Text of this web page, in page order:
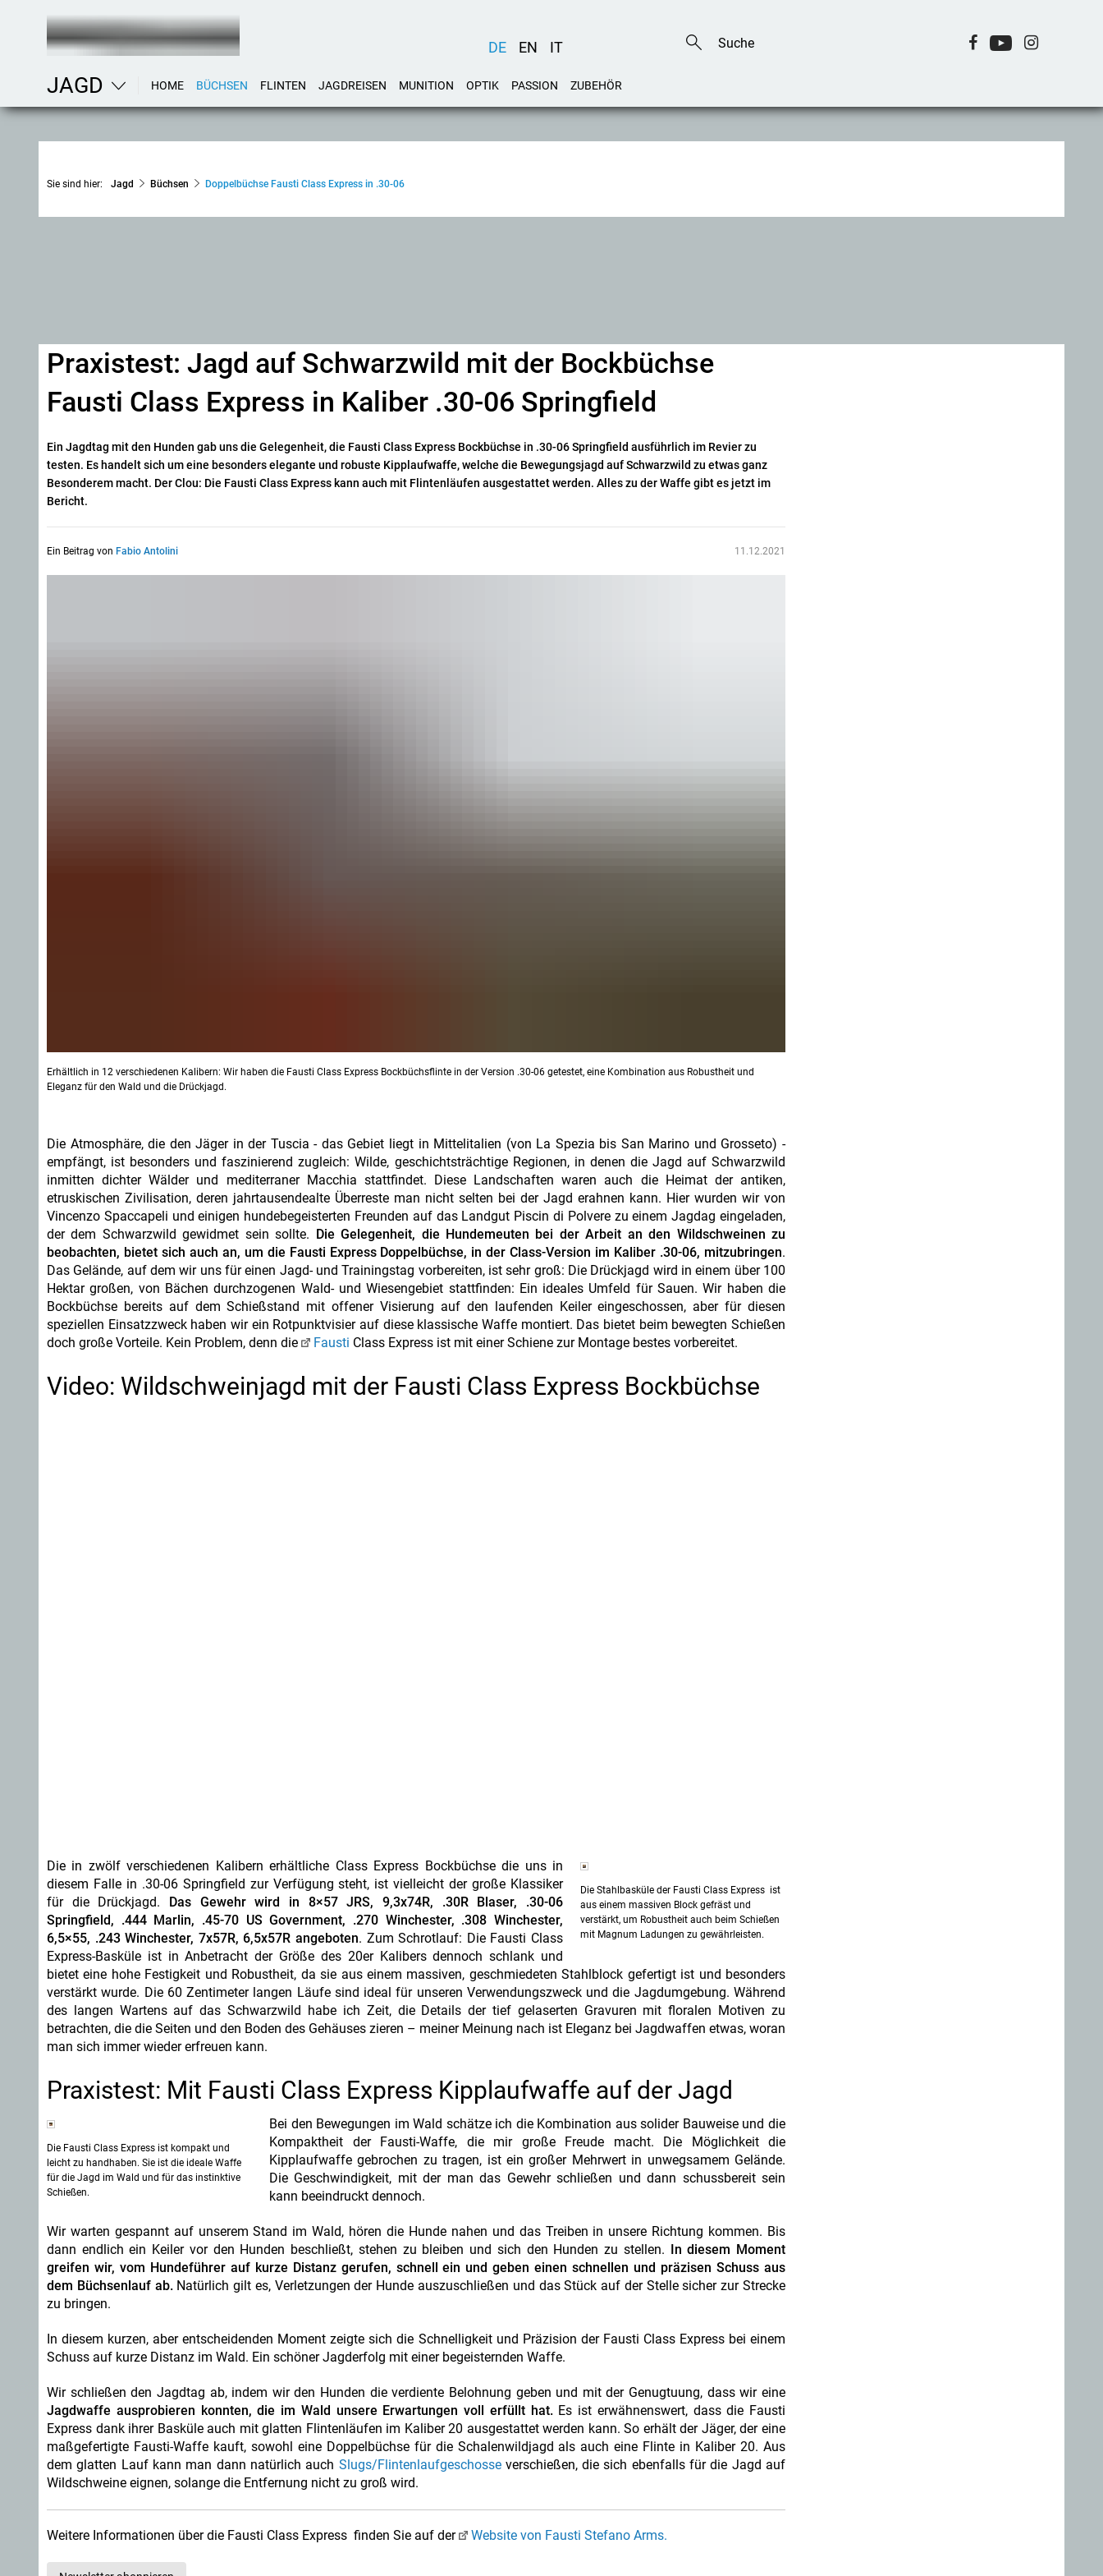
DE EN IT
JAGD HOME BÜCHSEN FLINTEN JAGDREISEN MUNITION OPTIK PASSION ZUBEHÖR
Sie sind hier: Jagd Büchsen Doppelbüchse Fausti Class Express in .30-06
Praxistest: Jagd auf Schwarzwild mit der Bockbüchse
Fausti Class Express in Kaliber .30-06 Springfield
Ein Jagdtag mit den Hunden gab uns die Gelegenheit, die Fausti Class Express Bockbüchse in .30-06 Springfield ausführlich im Revier zu
testen. Es handelt sich um eine besonders elegante und robuste Kipplaufwaffe, welche die Bewegungsjagd auf Schwarzwild zu etwas ganz
Besonderem macht. Der Clou: Die Fausti Class Express kann auch mit Flintenläufen ausgestattet werden. Alles zu der Waffe gibt es jetzt im
Bericht.
Ein Beitrag von Fabio Antolini 11.12.2021
Erhältlich in 12 verschiedenen Kalibern: Wir haben die Fausti Class Express Bockbüchsflinte in der Version .30-06 getestet, eine Kombination aus Robustheit und
Eleganz für den Wald und die Drückjagd.
Die Atmosphäre, die den Jäger in der Tuscia - das Gebiet liegt in Mittelitalien (von La Spezia bis San Marino und Grosseto) -
empfängt, ist besonders und faszinierend zugleich: Wilde, geschichtsträchtige Regionen, in denen die Jagd auf Schwarzwild
inmitten dichter Wälder und mediterraner Macchia stattfindet. Diese Landschaften waren auch die Heimat der antiken,
etruskischen Zivilisation, deren jahrtausendealte Überreste man nicht selten bei der Jagd erahnen kann. Hier wurden wir von
Vincenzo Spaccapeli und einigen hundebegeisterten Freunden auf das Landgut Piscin di Polvere zu einem Jagdag eingeladen,
der dem Schwarzwild gewidmet sein sollte. Die Gelegenheit, die Hundemeuten bei der Arbeit an den Wildschweinen zu
beobachten, bietet sich auch an, um die Fausti Express Doppelbüchse, in der Class-Version im Kaliber .30-06, mitzubringen.
Das Gelände, auf dem wir uns für einen Jagd- und Trainingstag vorbereiten, ist sehr groß: Die Drückjagd wird in einem über 100
Hektar großen, von Bächen durchzogenen Wald- und Wiesengebiet stattfinden: Ein ideales Umfeld für Sauen. Wir haben die
Bockbüchse bereits auf dem Schießstand mit offener Visierung auf den laufenden Keiler eingeschossen, aber für diesen
speziellen Einsatzzweck haben wir ein Rotpunktvisier auf diese klassische Waffe montiert. Das bietet beim bewegten Schießen
doch große Vorteile. Kein Problem, denn die
Fausti Class Express ist mit einer Schiene zur Montage bestes vorbereitet.
Video: Wildschweinjagd mit der Fausti Class Express Bockbüchse
Die Stahlbasküle der Fausti Class Express ist
aus einem massiven Block gefräst und
verstärkt, um Robustheit auch beim Schießen
mit Magnum Ladungen zu gewährleisten.
Die in zwölf verschiedenen Kalibern erhältliche Class Express Bockbüchse die uns in
diesem Falle in .30-06 Springfield zur Verfügung steht, ist vielleicht der große Klassiker
für die Drückjagd. Das Gewehr wird in 8×57 JRS, 9,3x74R, .30R Blaser, .30-06
Springfield, .444 Marlin, .45-70 US Government, .270 Winchester, .308 Winchester,
6,5×55, .243 Winchester, 7x57R, 6,5x57R angeboten. Zum Schrotlauf: Die Fausti Class
Express-Basküle ist in Anbetracht der Größe des 20er Kalibers dennoch schlank und
bietet eine hohe Festigkeit und Robustheit, da sie aus einem massiven, geschmiedeten Stahlblock gefertigt ist und besonders
verstärkt wurde. Die 60 Zentimeter langen Läufe sind ideal für unseren Verwendungszweck und die Jagdumgebung. Während
des langen Wartens auf das Schwarzwild habe ich Zeit, die Details der tief gelaserten Gravuren mit floralen Motiven zu
betrachten, die die Seiten und den Boden des Gehäuses zieren – meiner Meinung nach ist Eleganz bei Jagdwaffen etwas, woran
man sich immer wieder erfreuen kann.
Praxistest: Mit Fausti Class Express Kipplaufwaffe auf der Jagd
Die Fausti Class Express ist kompakt und
leicht zu handhaben. Sie ist die ideale Waffe
für die Jagd im Wald und für das instinktive
Schießen.
Bei den Bewegungen im Wald schätze ich die Kombination aus solider Bauweise und die
Kompaktheit der Fausti-Waffe, die mir große Freude macht. Die Möglichkeit die
Kipplaufwaffe gebrochen zu tragen, ist ein großer Mehrwert in unwegsamem Gelände.
Die Geschwindigkeit, mit der man das Gewehr schließen und dann schussbereit sein
kann beeindruckt dennoch.
Wir warten gespannt auf unserem Stand im Wald, hören die Hunde nahen und das Treiben in unsere Richtung kommen. Bis
dann endlich ein Keiler vor den Hunden beschließt, stehen zu bleiben und sich den Hunden zu stellen. In diesem Moment
greifen wir, vom Hundeführer auf kurze Distanz gerufen, schnell ein und geben einen schnellen und präzisen Schuss aus
dem Büchsenlauf ab.Natürlich gilt es, Verletzungen der Hunde auszuschließen und das Stück auf der Stelle sicher zur Strecke
zu bringen.
In diesem kurzen, aber entscheidenden Moment zeigte sich die Schnelligkeit und Präzision der Fausti Class Express bei einem
Schuss auf kurze Distanz im Wald. Ein schöner Jagderfolg mit einer begeisternden Waffe.
Wir schließen den Jagdtag ab, indem wir den Hunden die verdiente Belohnung geben und mit der Genugtuung, dass wir eine
Jagdwaffe ausprobieren konnten, die im Wald unsere Erwartungen voll erfüllt hat.Es ist erwähnenswert, dass die Fausti
Express dank ihrer Basküle auch mit glatten Flintenläufen im Kaliber 20 ausgestattet werden kann. So erhält der Jäger, der eine
maßgefertigte Fausti-Waffe kauft, sowohl eine Doppelbüchse für die Schalenwildjagd als auch eine Flinte in Kaliber 20. Aus
dem glatten Lauf kann man dann natürlich auch Slugs/Flintenlaufgeschosse verschießen, die sich ebenfalls für die Jagd auf
Wildschweine eignen, solange die Entfernung nicht zu groß wird.
Weitere Informationen über die Fausti Class Express finden Sie auf der Website von Fausti Stefano Arms.